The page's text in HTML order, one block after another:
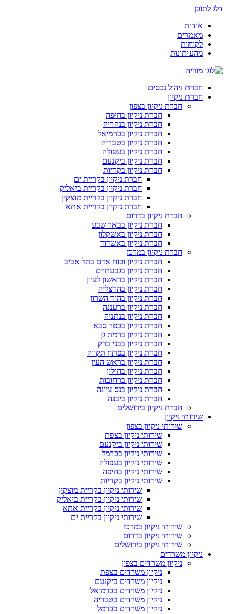
דלג לתוכן
אודות
מאמרים
לקוחות
מהעיתונות
חברת ניהול נכסים
חברת ניקיון
חברת ניקיון בצפון
חברת ניקיון בחיפה
חברת ניקיון בנהריה
חברת ניקיון בכרמיאל
חברת ניקיון בטבריה
חברת ניקיון בעפולה
חברת ניקיון ביקנעם
חברת ניקיון בקריות
חברת ניקיון בקריית ים
חברת ניקיון בקריית ביאליק
חברת ניקיון בקריית מוצקין
חברת ניקיון בקריית אתא
חברת ניקיון בדרום
חברת ניקיון בבאר שבע
חברת ניקיון באשקלון
חברת ניקיון באשדוד
חברת ניקיון במרכז
חברת ניקיון וכוח אדם בתל אביב
חברת ניקיון בגבעתיים
חברת ניקיון בראשון לציון
חברת ניקיון בהרצליה
חברת ניקיון בהוד השרון
חברת ניקיון ברעננה
חברת ניקיון בנתניה
חברת ניקיון בכפר סבא
חברת ניקיון ברמת גן
חברת ניקיון בבני ברק
חברת ניקיון בפתח תקווה
חברת ניקיון בראש העין
חברת ניקיון בחולון
חברת ניקיון ברחובות
חברת ניקיון בנס ציונה
חברת ניקיון ביבנה
חברת ניקיון בירושלים
שירותי ניקיון
שירותי ניקיון בצפון
שירותי ניקיון בצפת
שירותי ניקיון ביקנעם
שירותי ניקיון בכרמל
שירותי ניקיון בעפולה
שירותי ניקיון בחיפה
שירותי ניקיון בקריות
שירותי ניקיון בקריית מוצקין
שירותי ניקיון בקריית ביאליק
שירותי ניקיון בקריית אתא
שירותי ניקיון בקריית ים
שירותי ניקיון במרכז
שירותי ניקיון בדרום
שירותי ניקיון בירושלים
ניקיון משרדים
ניקיון משרדים בצפון
ניקיון משרדים בצפת
ניקיון משרדים ביקנעם
ניקיון משרדים בכרמיאל
ניקיון משרדים בטבריה
ניקיון משרדים בכרמל